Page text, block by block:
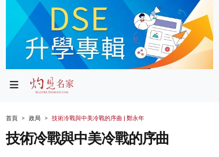
政局
財經
生活
首頁 政局 技術冷戰與中美冷戰的序曲 | 鄭永年
技術冷戰與中美冷戰的序曲